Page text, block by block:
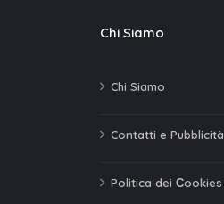
Chi Siamo
Chi Siamo
Contatti e Pubblicità
Politica dei Сookies